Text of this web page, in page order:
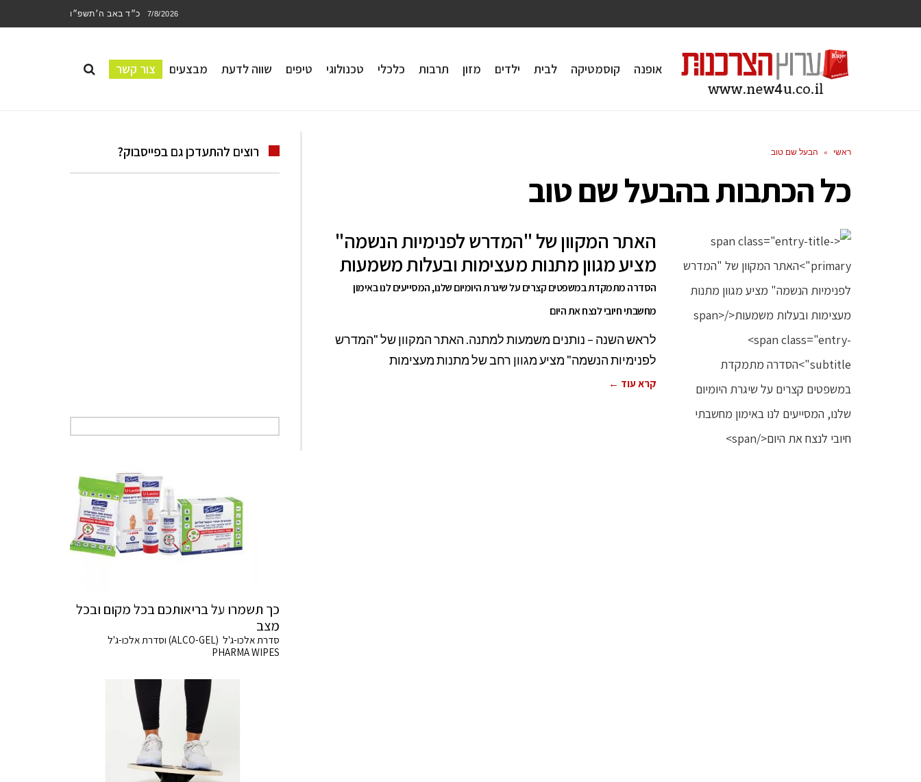
7/8/2026 כ״ד באב ה׳תשפ״ו
אופנה קוסמטיקה לבית ילדים מזון תרבות כלכלי טכנולוגי טיפים שווה לדעת מבצעים צור קשר
ראשי » הבעל שם טוב
כל הכתבות בהבעל שם טוב
האתר המקוון של "המדרש לפנימיות הנשמה"
מציע מגוון מתנות מעצימות ובעלות משמעות
הסדרה מתמקדת במשפטים קצרים על שיגרת היומיום שלנו, המסייעים לנו באימון
מחשבתי חיובי לנצח את היום
לראש השנה – נותנים משמעות למתנה. האתר המקוון של "המדרש
לפנימיות הנשמה" מציע מגוון רחב של מתנות מעצימות
קרא עוד ←
רוצים להתעדכן גם בפייסבוק?
כך תשמרו על בריאותכם בכל מקום ובכל
מצב
סדרת אלכו-ג'ל (ALCO-GEL) וסדרת אלכו-ג'ל
PHARMA WIPES